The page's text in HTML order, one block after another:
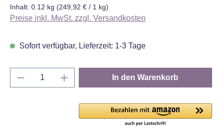
Inhalt: 0.12 kg (249,92 € / 1 kg)
Preise inkl. MwSt. zzgl. Versandkosten
Sofort verfügbar, Lieferzeit: 1-3 Tage
Produkt Anzahl: Gib den gewünschten
In den Warenkorb